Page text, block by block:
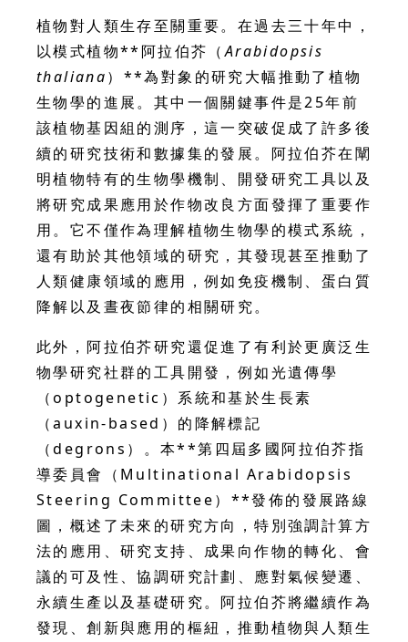
植物對人類生存至關重要。在過去三十年中，
以模式植物**阿拉伯芥（Arabidopsis
thaliana）**為對象的研究大幅推動了植物
生物學的進展。其中一個關鍵事件是25年前
該植物基因組的測序，這一突破促成了許多後
續的研究技術和數據集的發展。阿拉伯芥在闡
明植物特有的生物學機制、開發研究工具以及
將研究成果應用於作物改良方面發揮了重要作
用。它不僅作為理解植物生物學的模式系統，
還有助於其他領域的研究，其發現甚至推動了
人類健康領域的應用，例如免疫機制、蛋白質
降解以及晝夜節律的相關研究。
此外，阿拉伯芥研究還促進了有利於更廣泛生
物學研究社群的工具開發，例如光遺傳學
（optogenetic）系統和基於生長素
（auxin-based）的降解標記
（degrons）。本**第四屆多國阿拉伯芥指
導委員會（Multinational Arabidopsis
Steering Committee）**發佈的發展路線
圖，概述了未來的研究方向，特別強調計算方
法的應用、研究支持、成果向作物的轉化、會
議的可及性、協調研究計劃、應對氣候變遷、
永續生產以及基礎研究。阿拉伯芥將繼續作為
發現、創新與應用的樞紐，推動植物與人類生